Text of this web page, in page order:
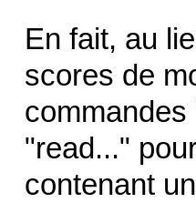
En fait, au
scores de
"read..."
contenant